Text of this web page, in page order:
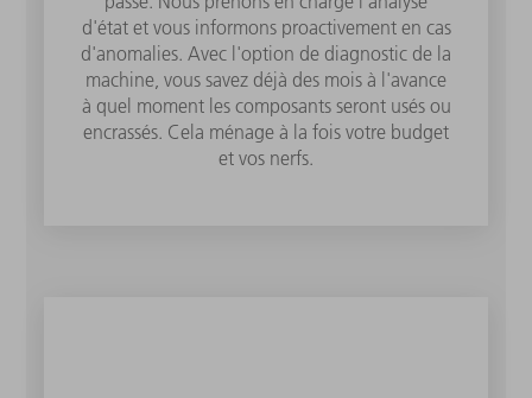
d'état et vous informons proactivement en cas
d'anomalies. Avec l'option de diagnostic de la
machine, vous savez déjà des mois à l'avance
à quel moment les composants seront usés ou
encrassés. Cela ménage à la fois votre budget
et vos nerfs.